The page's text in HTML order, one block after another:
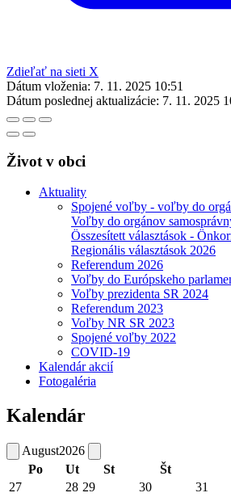
Zdieľať na sieti X
Dátum vloženia: 7. 11. 2025 10:51
Dátum poslednej aktualizácie: 7. 11. 2025
Život v obci
Aktuality
Spojené voľby - voľby do
Voľby do orgánov
Összesített választások -
Regionális választások 2026
Referendum 2026
Voľby do Európskeho
Voľby prezidenta SR 2024
Referendum 2023
Voľby NR SR 2023
Spojené voľby 2022
COVID-19
Kalendár akcií
Fotogaléria
Kalendár
August2026
Po
Ut St Št
27
28 29 30 31